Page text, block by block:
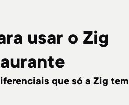
usar o Zig
que só a Zig tem